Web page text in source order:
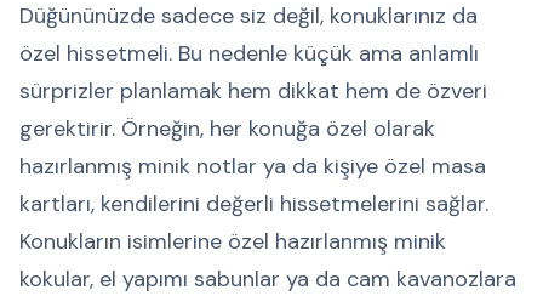
Düğününüzde sadece siz değil, konuklarınız da
özel hissetmeli. Bu nedenle küçük ama anlamlı
sürprizler planlamak hem dikkat hem de özveri
gerektirir. Örneğin, her konuğa özel olarak
hazırlanmış minik notlar ya da kişiye özel masa
kartları, kendilerini değerli hissetmelerini sağlar.
Konukların isimlerine özel hazırlanmış minik
kokular, el yapımı sabunlar ya da cam kavanozlara